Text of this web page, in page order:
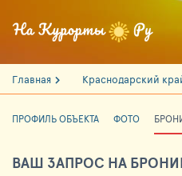
Главная Краснодарский
ПРОФИЛЬ ОБЪЕКТА ФОТО
ВАШ ЗАПРОС НА